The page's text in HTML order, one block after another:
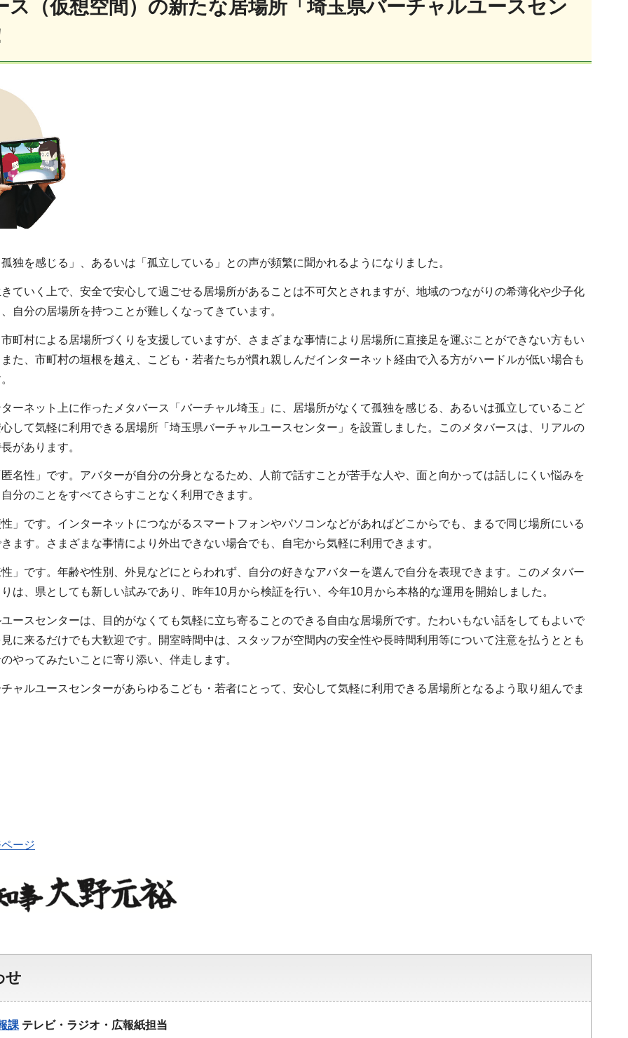
ス（仮想空間）の新たな居場所「埼玉県バーチャルユースセン
独を感じる」、あるいは「孤立している」との声が頻繁に聞かれるようになりました。
ていく上で、安全で安心して過ごせる居場所があることは不可欠とされますが、地域のつながりの希薄化や少子化
自分の居場所を持つことが難しくなってきています。
町村による居場所づくりを支援していますが、さまざまな事情により居場所に直接足を運ぶことができない方もい
た、市町村の垣根を越え、こども・若者たちが慣れ親しんだインターネット経由で入る方がハードルが低い場合も
ーネット上に作ったメタバース「バーチャル埼玉」に、居場所がなくて孤独を感じる、あるいは孤立しているこど
して気軽に利用できる居場所「埼玉県バーチャルユースセンター」を設置しました。このメタバースは、リアルの
があります。
名性」です。アバターが自分の分身となるため、人前で話すことが苦手な人や、面と向かっては話しにくい悩みを
分のことをすべてさらすことなく利用できます。
」です。インターネットにつながるスマートフォンやパソコンなどがあればどこからでも、まるで同じ場所にいる
ます。さまざまな事情により外出できない場合でも、自宅から気軽に利用できます。
」です。年齢や性別、外見などにとらわれず、自分の好きなアバターを選んで自分を表現できます。このメタバー
は、県としても新しい試みであり、昨年10月から検証を行い、今年10月から本格的な運用を開始しました。
ースセンターは、目的がなくても気軽に立ち寄ることのできる自由な居場所です。たわいもない話をしてもよいで
に来るだけでも大歓迎です。開室時間中は、スタッフが空間内の安全性や長時間利用等について注意を払うととも
やってみたいことに寄り添い、伴走します。
ャルユースセンターがあらゆるこども・若者にとって、安心して気軽に利用できる居場所となるよう取り組んでま
ージ
せ
課 テレビ・ラジオ・広報紙担当